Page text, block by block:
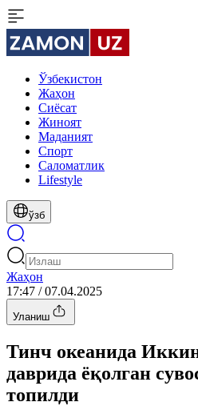
Ўзбекистон
Жаҳон
Сиёсат
Жиноят
Маданият
Спорт
Cаломатлик
Lifestyle
ўзб
Жаҳон
17:47 / 07.04.2025
Уланиш
Тинч океанида
даврида ёқолган
топилди